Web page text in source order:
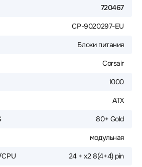
720467
CP-9020297-EU
Блоки питания
Corsair
1000
ATX
80+ Gold
модульная
24 + х2 8(4+4) pin